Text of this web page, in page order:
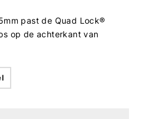
past de Quad Lock®
op de achterkant van